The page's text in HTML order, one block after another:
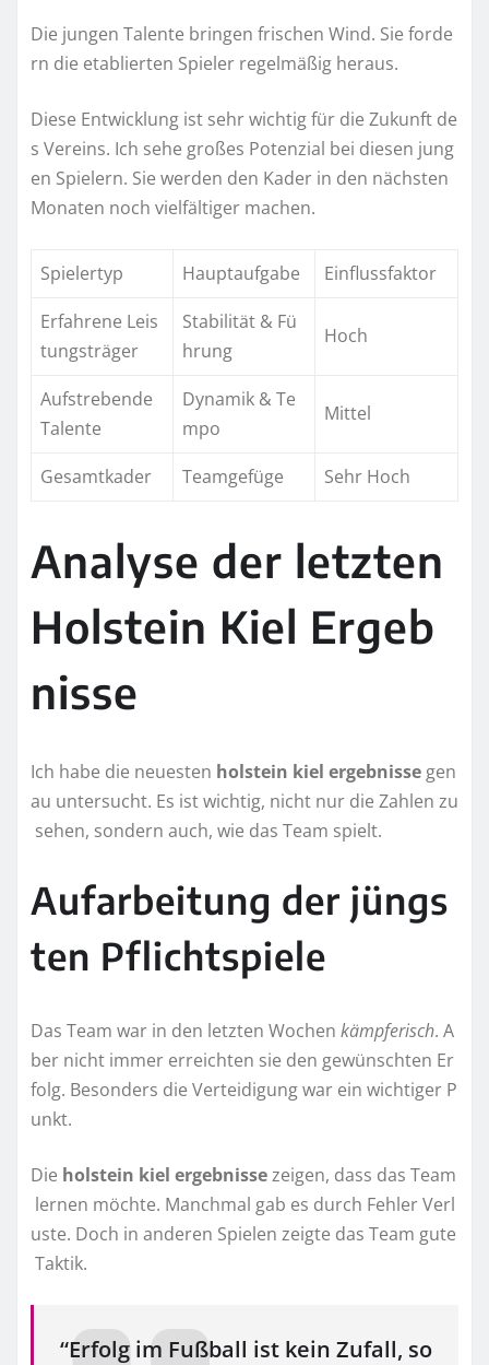
Die jungen Talente bringen frischen Wind. Sie forde
rn die etablierten Spieler regelmäßig heraus.
Diese Entwicklung ist sehr wichtig für die Zukunft de
s Vereins. Ich sehe großes Potenzial bei diesen jung
en Spielern. Sie werden den Kader in den nächsten
Monaten noch vielfältiger machen.
Spielertyp Hauptaufgabe
Einflussfaktor
Erfahrene Leis
tungsträger
Stabilität & Fü
hrung
Hoch
Aufstrebende
Talente
Dynamik & Te
mpo
Mittel
Gesamtkader Teamgefüge Sehr Hoch
Analyse der letzten
Holstein Kiel Ergeb
nisse
Ich habe die neuesten holstein kiel ergebnisse gen
au untersucht. Es ist wichtig, nicht nur die Zahlen zu
sehen, sondern auch, wie das Team spielt.
Aufarbeitung der jüngs
ten Pflichtspiele
Das Team war in den letzten Wochen kämpferisch. A
ber nicht immer erreichten sie den gewünschten Er
folg. Besonders die Verteidigung war ein wichtiger P
unkt.
Die holstein kiel ergebnissezeigen, dass das Team
lernen möchte. Manchmal gab es durch Fehler Verl
uste. Doch in anderen Spielen zeigte das Team gute
Taktik.
“Erfolg im Fußball ist kein Zufall, so